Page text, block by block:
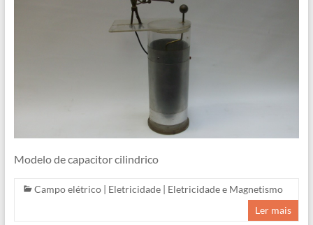
Modelo de capacitor cilindrico
Campo elétrico| Eletricidade| Eletricidade e Magnetismo
Ler mais